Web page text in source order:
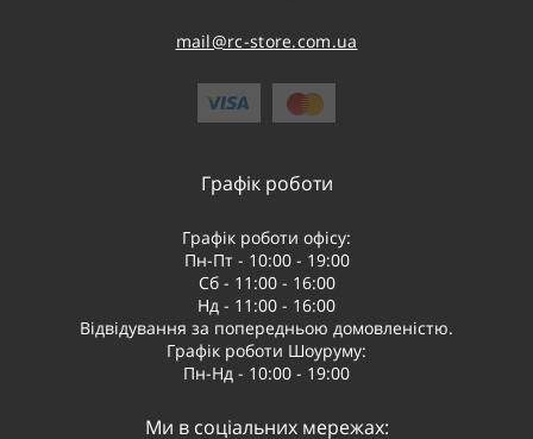
mail@rc-store.com.ua
Графік роботи
Графік роботи офісу:
Пн-Пт - 10:00 - 19:00
Сб - 11:00 - 16:00
Нд - 11:00 - 16:00
Відвідування за попередньою домовленістю.
Графік роботи Шоуруму:
Пн-Нд - 10:00 - 19:00
Ми в соціальних мережах: